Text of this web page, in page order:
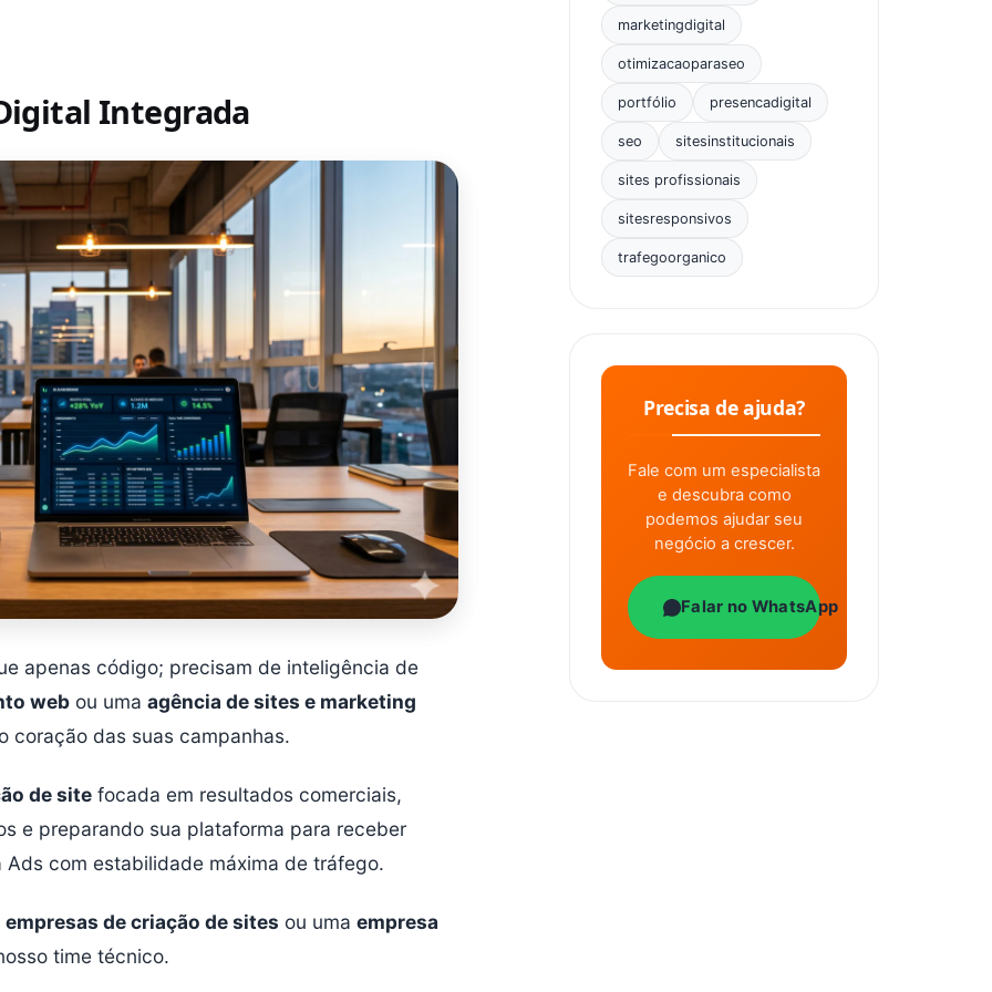
Integrada
apenas código; precisam de inteligência de
web ou uma agência de sites e marketing
coração das suas campanhas.
de site focada em resultados comerciais,
e preparando sua plataforma para receber
com estabilidade máxima de tráfego.
de criação de sites ou uma empresa
time técnico.
marketingdigital
otimizacaoparaseo
portfólio presencadigital
seo sitesinstitucionais
sites profissionais
sitesresponsivos
trafegoorganico
Precisa de ajuda?
Fale com um especialista
e descubra como
podemos ajudar seu
negócio a crescer.
Falar no WhatsApp